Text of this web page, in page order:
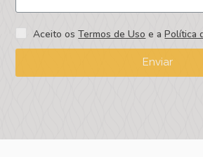
Aceito osTermos de Uso e aPolítica
Enviar